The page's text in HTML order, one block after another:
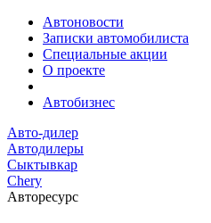
Автоновости
Записки автомобилиста
Специальные акции
О проекте
Автобизнес
Авто-дилер
Автодилеры
Сыктывкар
Chery
Авторесурс